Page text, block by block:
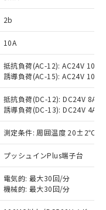
2b
10A
抵抗負荷(AC-12): AC24V 10A/
誘導負荷(AC-15): AC24V
抵抗負荷(DC-12): DC24V 8A/
誘導負荷(DC-13): DC24V 4A/
測定条件: 周囲温度 20±2℃、
プッシュインPlus端子台
電気的: 最大30回/分
機械的: 最大30回/分
、同意のうえ
機器事業取扱
び標準価格
だくもので
品の中には、
照会結果は、
での社内デー
のであり、閲
物質）の非含
予定のある
10物質）の
応品を出す予
（10物質）の
は確認中の
無形物で、有
す。
有部品として
場合などや
す。
以下、 カド
中国RoHSの
す。
中国RoHSの
ます。
売部門へお問
：
のうち、外国
定める商品
いう）を輸出
場合は、日本
役務取引許